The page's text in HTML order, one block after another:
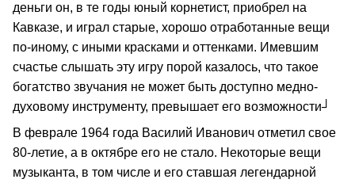
деньги он, в те годы юный корнетист, приобрел на
Кавказе, и играл старые, хорошо отработанные вещи
по-иному, с иными красками и оттенками. Имевшим
счастье слышать эту игру порой казалось, что такое
богатство звучания не может быть доступно медно-
духовому инструменту, превышает его возможности┘
В феврале 1964 года Василий Иванович отметил свое
80-летие, а в октябре его не стало. Некоторые вещи
музыканта, в том числе и его ставшая легендарной